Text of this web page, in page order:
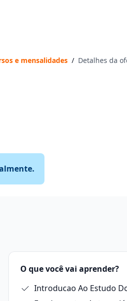
e mensalidades / Detalhes da
O que você vai aprender?
Introducao Ao Estudo